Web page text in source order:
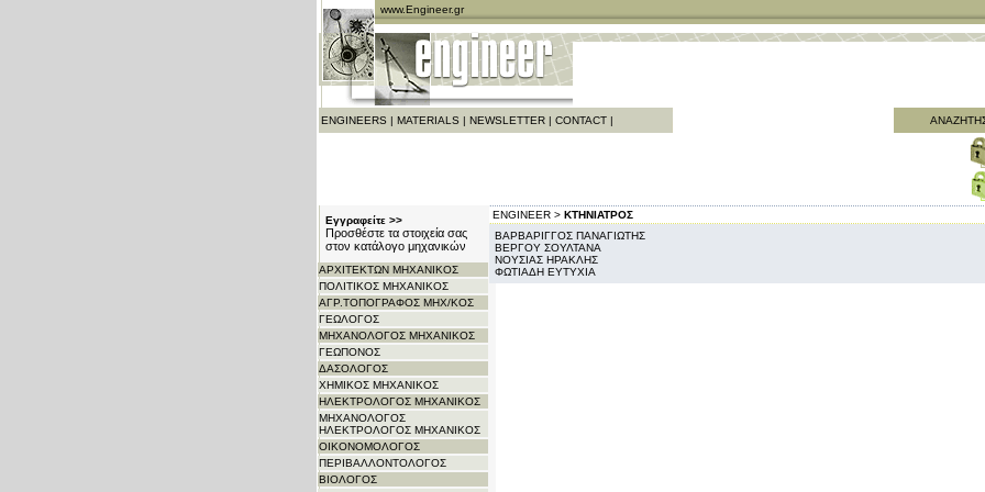
www.Engineer.gr
ENGINEERS | MATERIALS | NEWSLETTER| CONTACT|
Εγγραφείτε >>
Προσθέστε τα στοιχεία σας
στον κατάλογο μηχανικών
ΑΡΧITΕΚΤΩΝ ΜΗΧΑΝΙΚΟΣ
ΠΟΛΙΤΙΚΟΣ ΜΗΧΑΝΙΚΟΣ
ΑΓΡ.ΤΟΠΟΓΡΑΦΟΣ ΜΗΧ/ΚΟΣ
ΓΕΩΛΟΓΟΣ
ΜΗΧΑΝΟΛΟΓΟΣ ΜΗΧΑΝΙΚΟΣ
ΓΕΩΠΟΝΟΣ
ΔΑΣΟΛΟΓΟΣ
ΧΗΜΙΚΟΣ ΜΗΧΑΝΙΚΟΣ
ΗΛΕΚΤΡΟΛΟΓΟΣ ΜΗΧΑΝΙΚΟΣ
ΜΗΧΑΝΟΛΟΓΟΣ
ΗΛΕΚΤΡΟΛΟΓΟΣ ΜΗΧΑΝΙΚΟΣ
ΟΙΚΟΝΟΜΟΛΟΓΟΣ
ΠΕΡΙΒΑΛΛΟΝΤΟΛΟΓΟΣ
ΒΙΟΛΟΓΟΣ
ENGINEER > ΚΤΗΝΙΑΤΡΟΣ
ΒΑΡΒΑΡΙΓΓΟΣ ΠΑΝΑΓΙΩΤΗΣ
ΒΕΡΓΟΥ ΣΟΥΛΤΑΝΑ
ΝΟΥΣΙΑΣ ΗΡΑΚΛΗΣ
ΦΩΤΙΑΔΗ ΕΥΤΥΧΙΑ